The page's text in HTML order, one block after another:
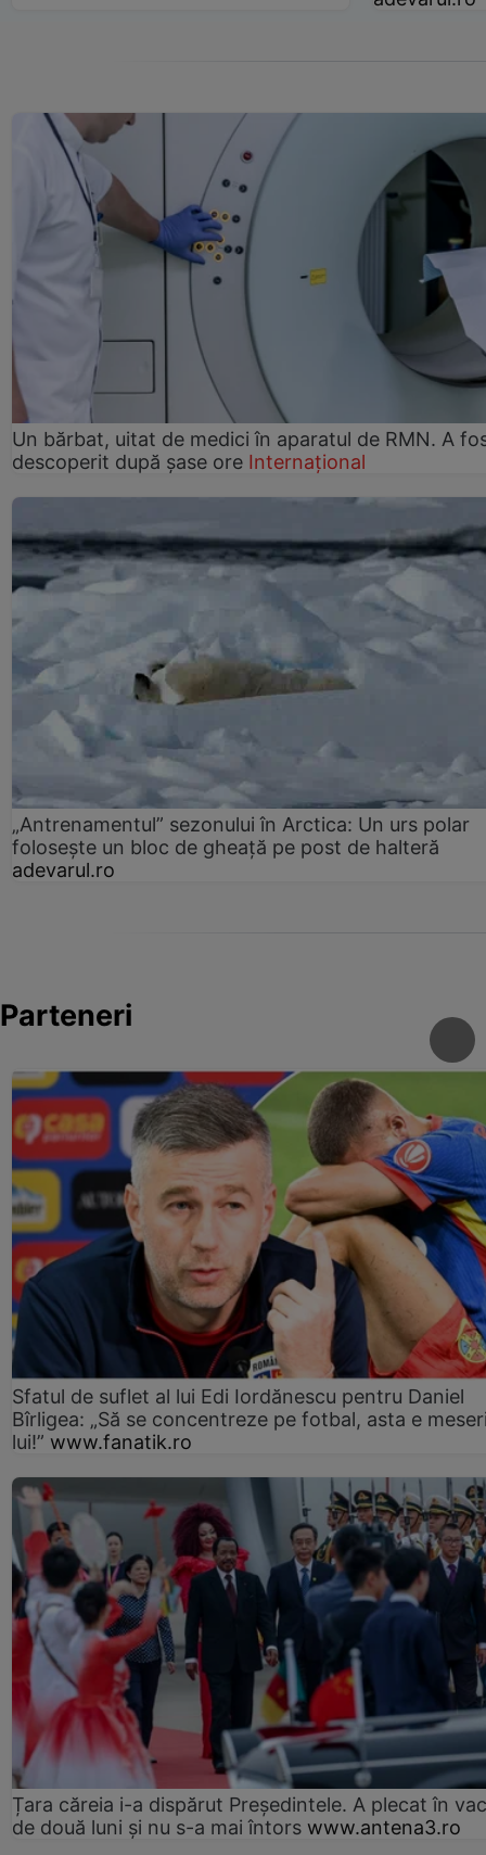
Un bărbat, uitat de medici în aparatul de RMN. A
descoperit după șase ore Internațional
„Antrenamentul” sezonului în Arctica: Un urs polar
folosește un bloc de gheață pe post de halteră
adevarul.ro
Parteneri
Sfatul de suflet al lui Edi Iordănescu pentru Daniel
Bîrligea: „Să se concentreze pe fotbal, asta e
lui!” www.fanatik.ro
Țara căreia i-a dispărut Președintele. A plecat în
de două luni și nu s-a mai întors www.antena3.ro